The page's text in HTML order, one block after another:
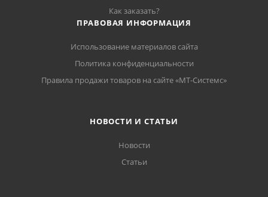
Как заказать?
ПРАВОВАЯ ИНФОРМАЦИЯ
Использование материалов сайта
Политика конфиденциальности
Правила продажи товаров на сайте «МТ-Системс»
НОВОСТИ И СТАТЬИ
Новости
Статьи